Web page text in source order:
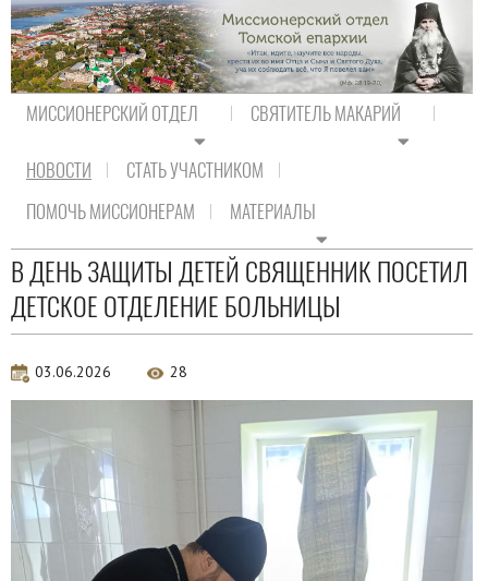
МИССИОНЕРСКИЙ ОТДЕЛ СВЯТИТЕЛЬ МАКАРИЙ
НОВОСТИ
СТАТЬ УЧАСТНИКОМ
ПОМОЧЬ МИССИОНЕРАМ
МАТЕРИАЛЫ
Новости епархии
В ДЕНЬ ЗАЩИТЫ ДЕТЕЙ СВЯЩЕННИК ПОСЕТИЛ
ДЕТСКОЕ ОТДЕЛЕНИЕ БОЛЬНИЦЫ
03.06.2026 28